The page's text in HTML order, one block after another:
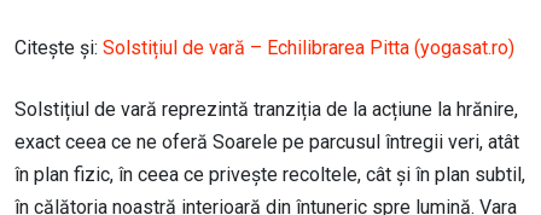
Citește și: Solstițiul de vară – Echilibrarea Pitta (yogasat.ro)
Solstițiul de vară reprezintă tranziția de la acțiune la hrănire,
exact ceea ce ne oferă Soarele pe parcusul întregii veri, atât
în plan fizic, în ceea ce privește recoltele, cât și în plan subtil,
în călătoria noastră interioară din întuneric spre lumină. Vara